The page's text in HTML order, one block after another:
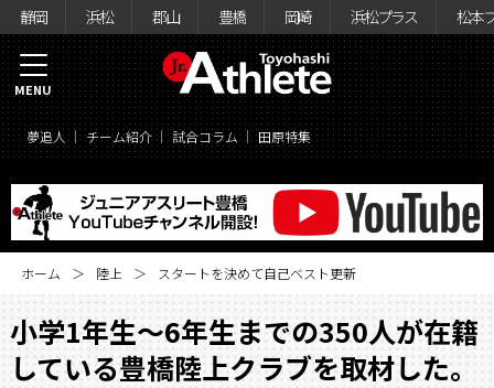
静岡 浜松 郡山 豊橋 岡崎 浜松プラス 松本
夢追人 チーム紹介 試合コラム 田原特集
MENU
ホーム 陸上 スタートを決めて自己ベスト更新
小学1年生～6年生までの350人が在籍
している豊橋陸上クラブを取材した。